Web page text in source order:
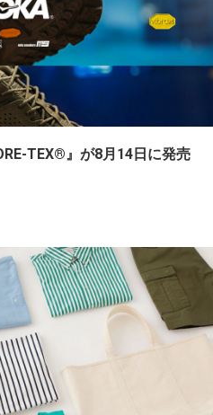
TEX®︎』が8月14日に発売